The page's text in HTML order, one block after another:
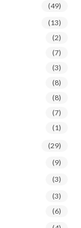
(49)
(13)
(2)
(7)
(3)
(8)
(8)
(7)
(1)
(29)
(9)
(3)
(3)
(6)